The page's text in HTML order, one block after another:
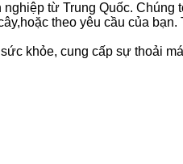
từ Trung Quốc.
theo yêu cầu của
khỏe, cung cấp sự thoải